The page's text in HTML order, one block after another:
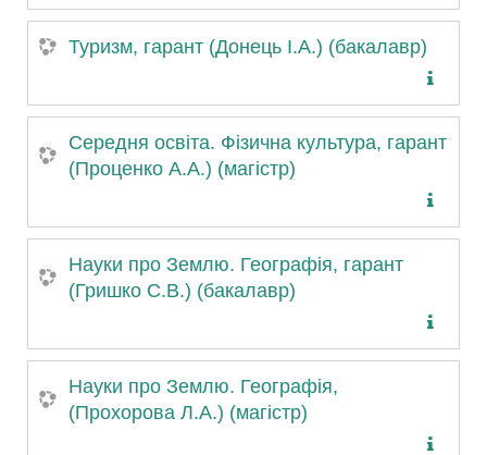
Туризм, гарант (Донець І.А.) (бакалавр)
Середня освіта. Фізична культура, гарант
(Проценко А.А.) (магістр)
Науки про Землю. Географія, гарант
(Гришко С.В.) (бакалавр)
Науки про Землю. Географія,
(Прохорова Л.А.) (магістр)